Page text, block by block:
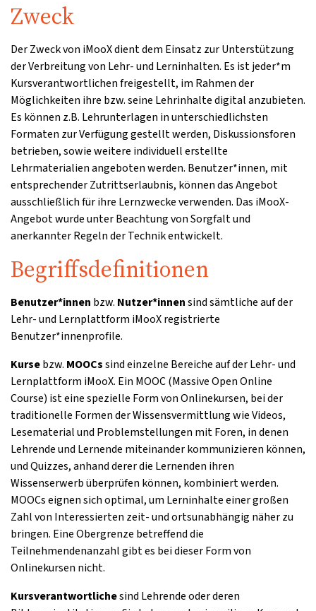
Zweck
Der Zweck von iMooX dient dem Einsatz zur Unterstützung
der Verbreitung von Lehr- und Lerninhalten. Es ist jeder*m
Kursverantwortlichen freigestellt, im Rahmen der
Möglichkeiten ihre bzw. seine Lehrinhalte digital anzubieten.
Es können z.B. Lehrunterlagen in unterschiedlichsten
Formaten zur Verfügung gestellt werden, Diskussionsforen
betrieben, sowie weitere individuell erstellte
Lehrmaterialien angeboten werden. Benutzer*innen, mit
entsprechender Zutrittserlaubnis, können das Angebot
ausschließlich für ihre Lernzwecke verwenden. Das iMooX-
Angebot wurde unter Beachtung von Sorgfalt und
anerkannter Regeln der Technik entwickelt.
Begriffsdefinitionen
Benutzer*innen bzw. Nutzer*innensind sämtliche auf der
Lehr- und Lernplattform iMooX registrierte
Benutzer*innenprofile.
Kursebzw. MOOCssind einzelne Bereiche auf der Lehr- und
Lernplattform iMooX. Ein MOOC (Massive Open Online
Course) ist eine spezielle Form von Onlinekursen, bei der
traditionelle Formen der Wissensvermittlung wie Videos,
Lesematerial und Problemstellungen mit Foren, in denen
Lehrende und Lernende miteinander kommunizieren können,
und Quizzes, anhand derer die Lernenden ihren
Wissenserwerb überprüfen können, kombiniert werden.
MOOCs eignen sich optimal, um Lerninhalte einer großen
Zahl von Interessierten zeit- und ortsunabhängig näher zu
bringen. Eine Obergrenze betreffend die
Teilnehmendenanzahl gibt es bei dieser Form von
Onlinekursen nicht.
Kursverantwortlichesind Lehrende oder deren